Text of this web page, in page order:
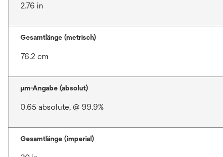
2.76 in
Gesamtlänge (metrisch)
76.2 cm
μm-Angabe (absolut)
0.65 absolute, @ 99.9%
Gesamtlänge (imperial)